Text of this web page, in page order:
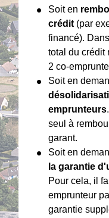
Soit en
crédit (par
financé).
total du crédit
2 co-
Soit en
emprunteurs
seul à
garant.
Soit en
la garantie
Pour cela, il
emprunteur
garantie